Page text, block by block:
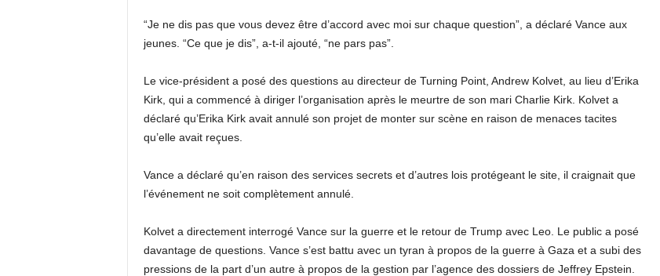
“Je ne dis pas que vous devez être d’accord avec moi sur chaque question”, a déclaré Vance aux
jeunes. “Ce que je dis”, a-t-il ajouté, “ne pars pas”.
Le vice-président a posé des questions au directeur de Turning Point, Andrew Kolvet, au lieu d’Erika
Kirk, qui a commencé à diriger l’organisation après le meurtre de son mari Charlie Kirk. Kolvet a
déclaré qu’Erika Kirk avait annulé son projet de monter sur scène en raison de menaces tacites
qu’elle avait reçues.
Vance a déclaré qu’en raison des services secrets et d’autres lois protégeant le site, il craignait que
l’événement ne soit complètement annulé.
Kolvet a directement interrogé Vance sur la guerre et le retour de Trump avec Leo. Le public a posé
davantage de questions. Vance s’est battu avec un tyran à propos de la guerre à Gaza et a subi des
pressions de la part d’un autre à propos de la gestion par l’agence des dossiers de Jeffrey Epstein.